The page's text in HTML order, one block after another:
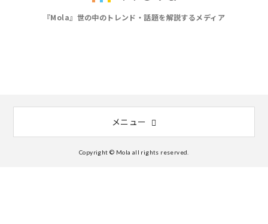
『Mola』世の中のトレンド・話題を解説するメディア
メニュー
Copyright © Mola all rights reserved.